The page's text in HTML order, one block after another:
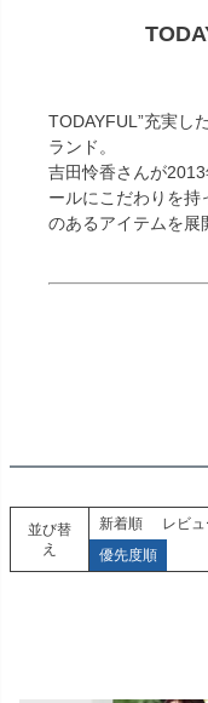
TODAYFUL”充実し
ランド。
吉田怜香さんが
ールにこだわりを持
のあるアイテムを展
並び替
え
新着順 レビ
優先度順